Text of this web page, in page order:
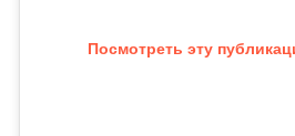
Посмотреть эту